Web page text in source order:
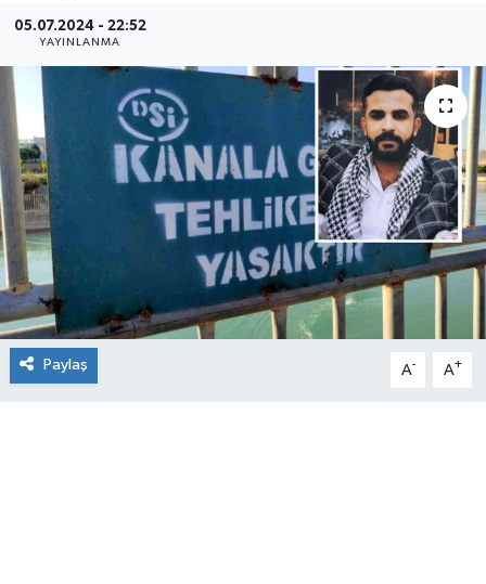
05.07.2024 - 22:52
YAYINLANMA
Paylaş A- A+
Magazin
Haber Arşivi